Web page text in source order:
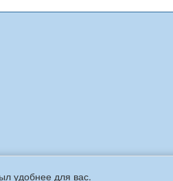
удобнее для вас.